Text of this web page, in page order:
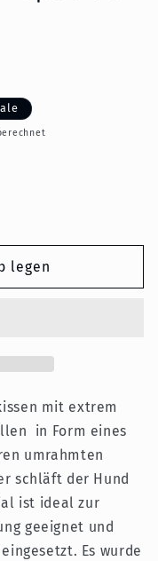
legen
mit extrem
in Form eines
umrahmten
schläft der Hund
ist ideal zur
geeignet und
Es wurde